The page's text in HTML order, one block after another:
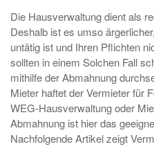
Die Hausverwaltung dient als
Deshalb ist es umso
untätig ist und Ihren Pflichten
sollten in einem Solchen Fall
mithilfe der Abmahnung
Mieter haftet der Vermieter für
WEG-Hausverwaltung oder
Abmahnung ist hier das
Nachfolgende Artikel zeigt